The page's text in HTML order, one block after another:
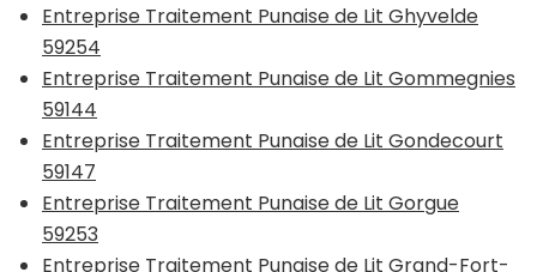
Entreprise Traitement Punaise de Lit Ghyvelde
59254
Entreprise Traitement Punaise de Lit Gommegnies
59144
Entreprise Traitement Punaise de Lit Gondecourt
59147
Entreprise Traitement Punaise de Lit Gorgue
59253
Entreprise Traitement Punaise de Lit Grand-Fort-